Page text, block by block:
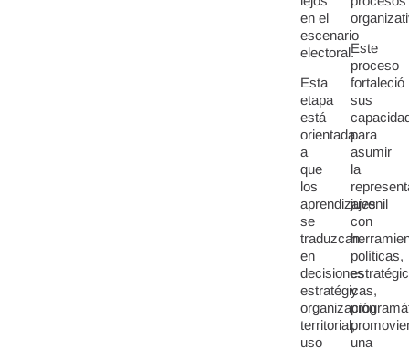
en el
escenario
electoral.
Esta
etapa
está
orientada
a
que
los
aprendizajes
se
traduzcan
en
decisiones
estratégicas,
organización
territorial,
uso
Este
proceso
fortaleció
sus
para
asumir
la
juvenil
con
políticas,
y
una